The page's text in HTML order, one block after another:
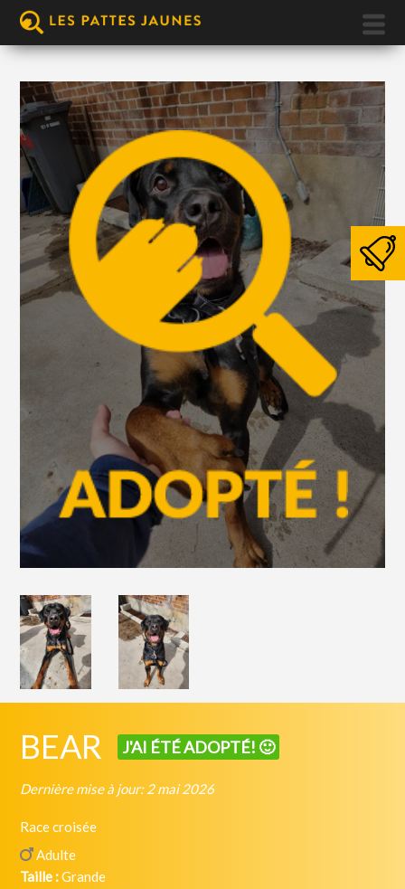
BEAR J'AI ÉTÉ ADOPTÉ! 🙂
Dernière mise à jour: 2 mai 2026
Race croisée
Adulte
Taille :Grande